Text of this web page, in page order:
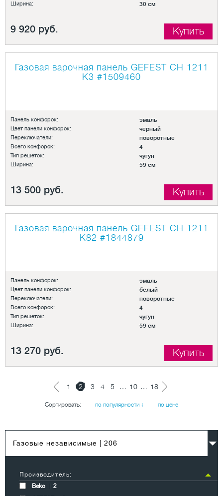
Ширина: 30 см
9 920 руб. Купить
Газовая варочная панель GEFEST СН 1211
К3 #1509460
Панель конфорок: эмаль
Цвет панели конфорок: черный
Переключатели: поворотные
Всего конфорок: 4
Тип решеток: чугун
Ширина: 59 см
13 500 руб. Купить
Газовая варочная панель GEFEST СН 1211
К82 #1844879
Панель конфорок: эмаль
Цвет панели конфорок: белый
Переключатели: поворотные
Всего конфорок: 4
Тип решеток: чугун
Ширина: 59 см
13 270 руб. Купить
1 2 3 4 5 10 18
Сортировать: по популярности ↓ по цене
Газовые независимые | 206
Производитель:
Beko
2